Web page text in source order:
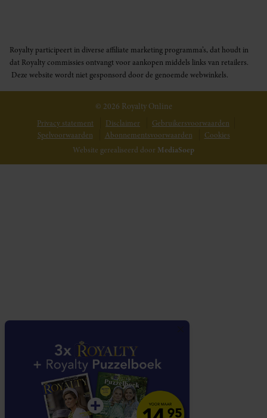
Royalty participeert in diverse affiliate marketing programma’s, dat houdt in
dat Royalty commissies ontvangt voor aankopen middels links van retailers.
Deze website wordt niet gesponsord door de genoemde webwinkels.
© 2026 Royalty Online
Privacy statement Disclaimer
Gebruikersvoorwaarden
Spelvoorwaarden
Abonnementsvoorwaarden
Cookies
Website gerealiseerd door MediaSoep